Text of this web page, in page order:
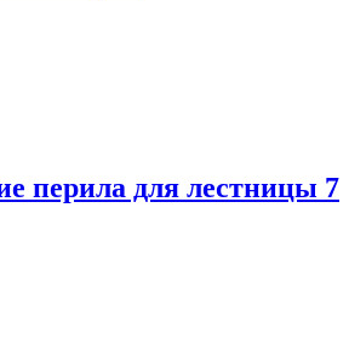
перила для лестницы 7